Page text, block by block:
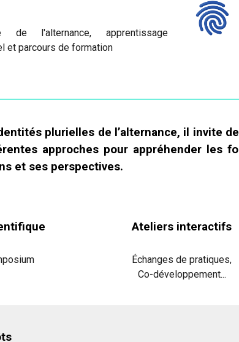
de l'alternance, apprentissage
et parcours de formation
plurielles de l’alternance, il invite
approches pour appréhender les
et ses perspectives.
Ateliers interactifs
Échanges de pratiques,
Co-développement...